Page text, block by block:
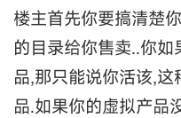
楼主首先你要搞清楚
的目录给你售卖..你
品,那只能说你活该,
品.如果你的虚拟产品